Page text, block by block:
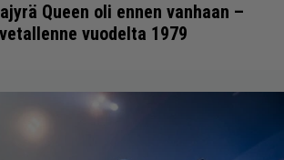
Queen oli ennen vanhaan –
vuodelta 1979